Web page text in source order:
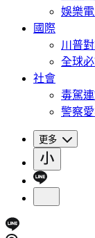
娛樂
國際
川普
全球
社會
毒駕
警察
更多